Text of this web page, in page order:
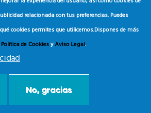
relacionada con tus preferencias. Puedes
cookies permites que utilicemos.Dispones de más
Política de CookiesyAviso Legal.
No, gracias